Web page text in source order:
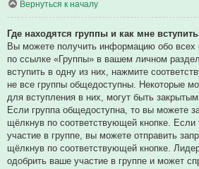
Вернуться к началу
Где находятся группы и как мне
Вы можете получить информацию обо всех
по ссылке «Группы» в вашем личном
вступить в одну из них, нажмите
не все группы общедоступны. Некоторые
для вступления в них, могут быть
Если группа общедоступна, то вы можете
щёлкнув по соответствующей кнопке. Если
участие в группе, вы можете отправить
щёлкнув по соответствующей кнопке.
одобрить ваше участие в группе и может